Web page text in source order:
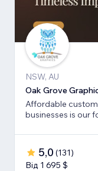
NSW, AU
Oak Grove
Affordable
businesses is our
5,0 (131)
Від 1 695 $